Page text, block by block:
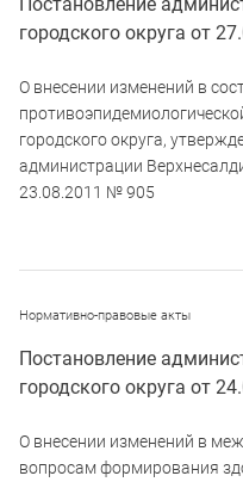
городского округа от
О внесении изменений в
городского округа,
администрации
23.08.2011 № 905
Нормативно-правовые акты
Постановление
городского округа от
О внесении изменений в
вопросам формирования